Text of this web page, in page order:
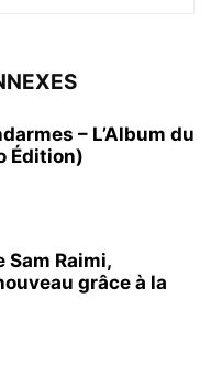
– L’Album du
Édition)
Raimi,
grâce à la